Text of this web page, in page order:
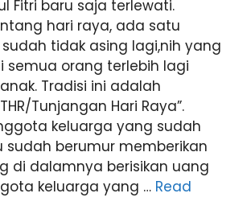
Fitri baru saja terlewati.
hari raya, ada satu
tidak asing lagi,nih yang
semua orang terlebih lagi
Tradisi ini adalah
Tunjangan Hari Raya”.
keluarga yang sudah
sudah berumur memberikan
di dalamnya berisikan uang
keluarga yang … Read